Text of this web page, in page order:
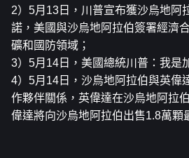
2）5月13日，川普宣布獲沙烏地阿
諾，美國與沙烏地阿拉伯簽署經濟
礦和國防領域；
3）5月14日，美國總統川普：我是
4）5月14日，沙烏地阿拉伯與英偉
作夥伴關係，英偉達在沙烏地阿拉
偉達將向沙烏地阿拉伯出售1.8萬顆